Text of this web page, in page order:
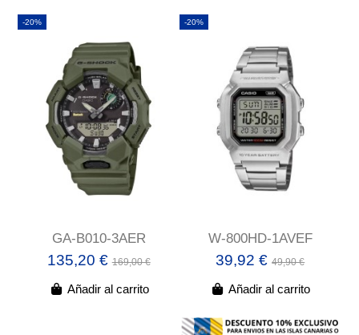
-20%
GA-B010-3AER
135,20 €169,00 €
Añadir al carrito
-20%
W-800HD-1AVEF
39,92 €49,90 €
Añadir al carrito